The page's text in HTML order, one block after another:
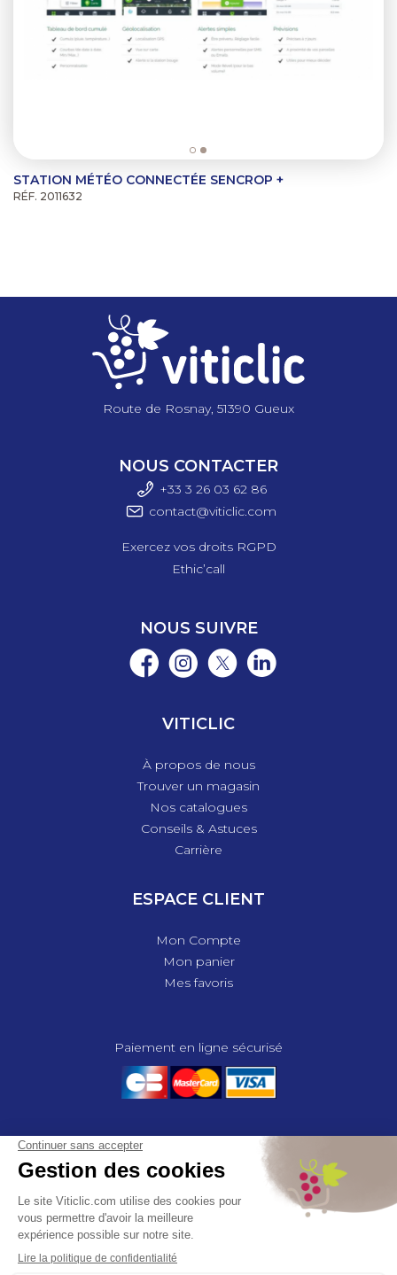
STATION MÉTÉO CONNECTÉE SENCROP +
RÉF. 2011632
Route de Rosnay, 51390 Gueux
NOUS CONTACTER
+33 3 26 03 62 86
contact@viticlic.com
Exercez vos droits RGPD
Ethic’call
NOUS SUIVRE
VITICLIC
À propos de nous
Trouver un magasin
Nos catalogues
Conseils & Astuces
Carrière
ESPACE CLIENT
Mon Compte
Mon panier
Mes favoris
Paiement en ligne sécurisé
© 2025 - GROUPE COMPAS, TOUS DROITS RÉSERVÉS.
MENTIONS LÉGALES
CGV
POLITIQUE DE CONFIDENTIALITÉ
COMPAS, à travers ses métiers de négociant et distributeur répond aux